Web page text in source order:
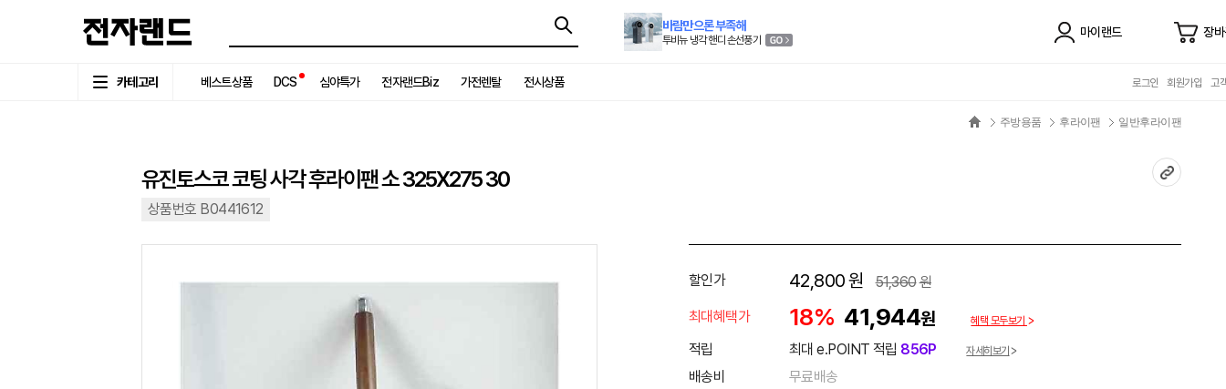
바람만으론 부족해
투비뉴 냉각 핸디 손선풍기
마이랜드 장
카테고리 베스트상품 DCS 심야특가 전자랜드Biz 가전렌탈 전시상품 로그인 회원가입 고
주방용품 후라이팬 일반후라이팬
유진토스코 코팅 사각 후라이팬 소 325X275 30
상품번호 B0441612
할인가 42,800원 51,360원
최대혜택가
18% 41,944원 혜택 모두보기
적립 최대 e.POINT 적립 856P 자세히보기
배송비 무료배송